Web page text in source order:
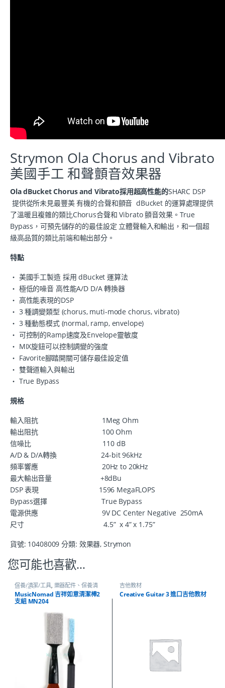
Strymon Ola Chorus and Vibrato
美國手工 和聲顫音效果器
Ola dBucket Chorus and Vibrato採用超高性能的SHARC DSP
提供從所未見最豐美 有機的合聲和顫音 dBucket 的運算處理提供
了溫暖且複雜的類比Chorus合聲和 Vibrato 顫音效果。True
Bypass，可預先儲存的的最佳設定 立體聲輸入和輸出，和一個超
級高品質的類比前端和輸出部分。
特點
‧ 美國手工製造 採用 dBucket 運算法
‧ 極低的噪音 高性能A/D D/A 轉換器
‧ 高性能表現的DSP
‧ 3 種調變類型 (chorus, muti-mode chorus, vibrato)
‧ 3 種動態模式 (normal, ramp, envelope)
‧ 可控制的Ramp速度及Envelope靈敏度
‧ MIX旋鈕可以控制調變的強度
‧ Favorite腳踏開關可儲存最佳設定值
‧ 雙聲道輸入與輸出
‧ True Bypass
規格
輸入阻抗 1Meg Ohm
輸出阻抗 100 Ohm
信噪比 110 dB
A/D & D/A轉換 24-bit 96kHz
頻率響應 20Hz to 20kHz
最大輸出音量 +8dBu
DSP 表現 1596 MegaFLOPS
Bypass選擇 True Bypass
電源供應 9V DC Center Negative 250mA
尺寸 4.5” x 4” x 1.75”
貨號: 10408009 分類: 效果器, Strymon
您可能也喜歡…
保養/清潔/工具, 樂器配件、保養清
潔、調音
MusicNomad 吉祥如意清潔棒2
支組 MN204
吉他教材
Creative Guitar 3 進口吉他教材